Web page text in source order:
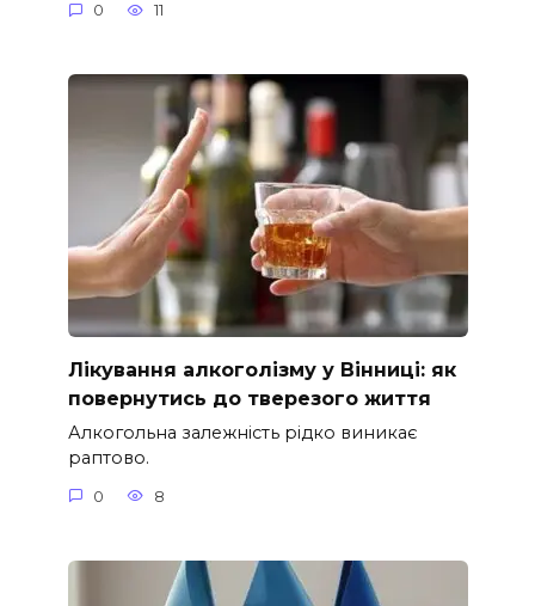
0 11
Лікування алкоголізму у Вінниці: як
повернутись до тверезого життя
Алкогольна залежність рідко виникає
раптово.
0 8